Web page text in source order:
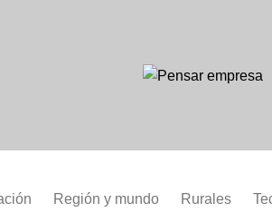
Región y mundo Rurales